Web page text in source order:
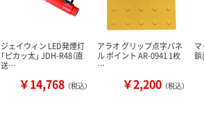
ジェイウィン LED発煙灯
「ピカッ太」 JDH-R48（直
送…
￥14,768 （税込）
アラオ グリップ点字パネ
ル ポイント AR-0941 1枚
…
￥2,200 （税込）
鋲